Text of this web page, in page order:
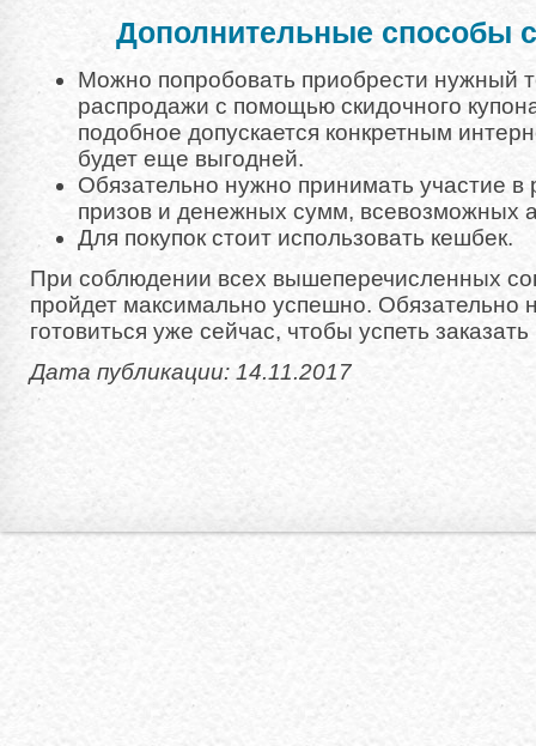
Дополнительные способы
Можно попробовать приобрести нужный
распродажи с помощью скидочного
подобное допускается конкретным
будет еще выгодней.
Обязательно нужно принимать участие
призов и денежных сумм, всевозможных
Для покупок стоит использовать кешбек.
При соблюдении всех вышеперечисленных
пройдет максимально успешно. Обязательно
готовиться уже сейчас, чтобы успеть
Дата публикации: 14.11.2017